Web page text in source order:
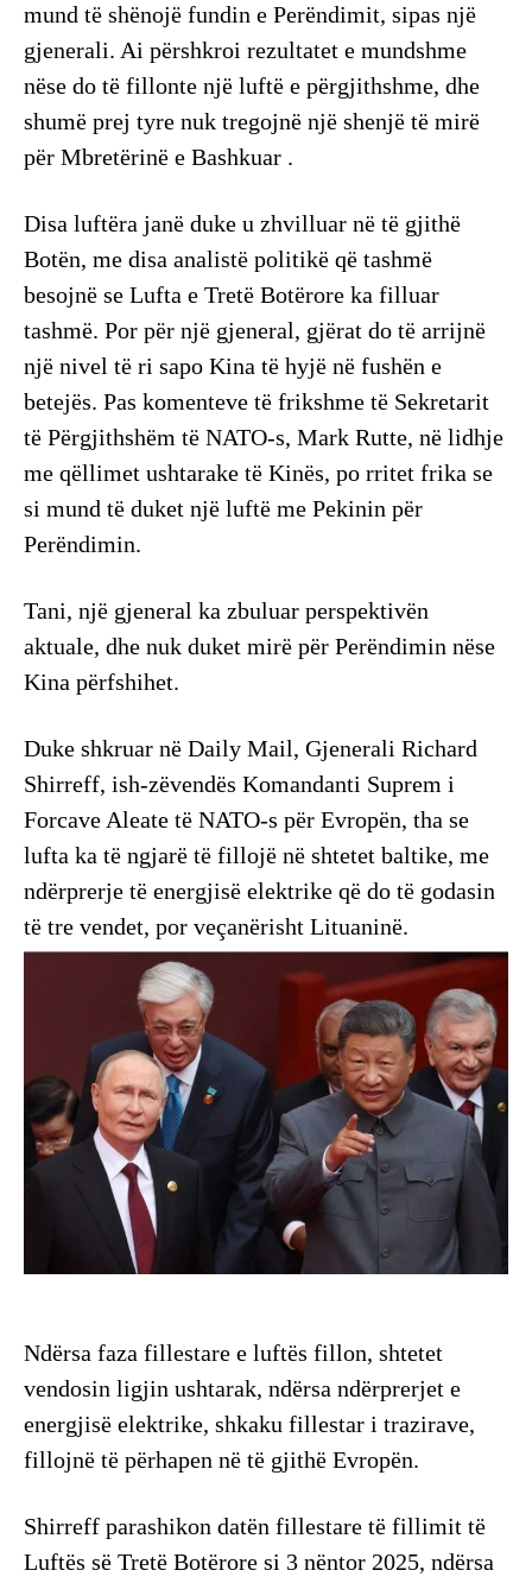
mund të shënojë fundin e Perëndimit, sipas një
gjenerali. Ai përshkroi rezultatet e mundshme
nëse do të fillonte një luftë e përgjithshme, dhe
shumë prej tyre nuk tregojnë një shenjë të mirë
për Mbretërinë e Bashkuar .
Disa luftëra janë duke u zhvilluar në të gjithë
Botën, me disa analistë politikë që tashmë
besojnë se Lufta e Tretë Botërore ka filluar
tashmë. Por për një gjeneral, gjërat do të arrijnë
një nivel të ri sapo Kina të hyjë në fushën e
betejës. Pas komenteve të frikshme të Sekretarit
të Përgjithshëm të NATO-s, Mark Rutte, në lidhje
me qëllimet ushtarake të Kinës, po rritet frika se
si mund të duket një luftë me Pekinin për
Perëndimin.
Tani, një gjeneral ka zbuluar perspektivën
aktuale, dhe nuk duket mirë për Perëndimin nëse
Kina përfshihet.
Duke shkruar në Daily Mail, Gjenerali Richard
Shirreff, ish-zëvendës Komandanti Suprem i
Forcave Aleate të NATO-s për Evropën, tha se
lufta ka të ngjarë të fillojë në shtetet baltike, me
ndërprerje të energjisë elektrike që do të godasin
të tre vendet, por veçanërisht Lituaninë.
Ndërsa faza fillestare e luftës fillon, shtetet
vendosin ligjin ushtarak, ndërsa ndërprerjet e
energjisë elektrike, shkaku fillestar i trazirave,
fillojnë të përhapen në të gjithë Evropën.
Shirreff parashikon datën fillestare të fillimit të
Luftës së Tretë Botërore si 3 nëntor 2025, ndërsa